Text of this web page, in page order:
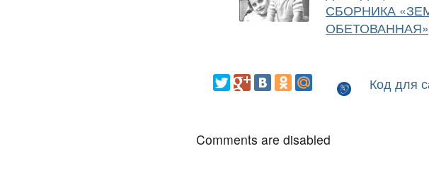
СБОРНИКА
Код для
Comments are disabled